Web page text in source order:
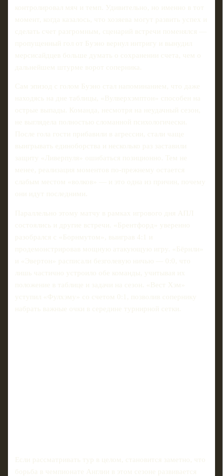
контролировал мяч и темп. Удивительно, но именно в тот
момент, когда казалось, что хозяева могут развить успех и
сделать счет разгромным, сценарий встречи поменялся —
пропущенный гол от Буэно вернул интригу и вынудил
мерсисайдцев больше думать о сохранении счета, чем о
дальнейшем штурме ворот соперника.
Сам эпизод с голом Буэно стал напоминанием, что даже
находясь на дне таблицы, «Вулверхэмптон» способен на
острые выпады. Команда, несмотря на неудачный сезон,
не выглядела полностью сломанной психологически.
После гола гости прибавили в агрессии, стали чаще
выигрывать единоборства и несколько раз заставили
защиту «Ливерпуля» ошибаться позиционно. Тем не
менее, реализация моментов по-прежнему остается
слабым местом «волков» — и это одна из причин, почему
они идут последними.
Параллельно этому матчу в рамках игрового дня АПЛ
состоялись и другие встречи. «Брентфорд» уверенно
разобрался с «Борнмутом», выиграв 4:1 и
продемонстрировав мощную атакующую игру. «Бёрнли»
и «Эвертон» расписали безголевую ничью — 0:0, что
лишь частично устроило обе команды, учитывая их
положение в таблице и задачи на сезон. «Вест Хэм»
уступил «Фулхэму» со счетом 0:1, позволив сопернику
набрать важные очки в середине турнирной сетки.
Если рассматривать тур в целом, становится заметно, что
борьба в чемпионате Англии в этом сезоне развивается